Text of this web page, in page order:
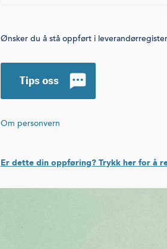
Ønsker du å stå oppført i
Tips oss
Om personvern
Er dette din oppføring? Trykk her for å